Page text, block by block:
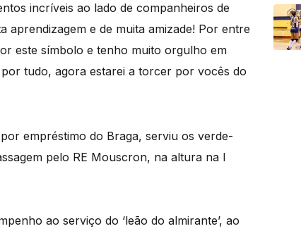
incríveis ao lado de companheiros de
aprendizagem e de muita amizade! Por entre
este símbolo e tenho muito orgulho em
tudo, agora estarei a torcer por vocês do
empréstimo do Braga, serviu os verde-
pelo RE Mouscron, na altura na I
ao serviço do ‘leão do almirante’, ao